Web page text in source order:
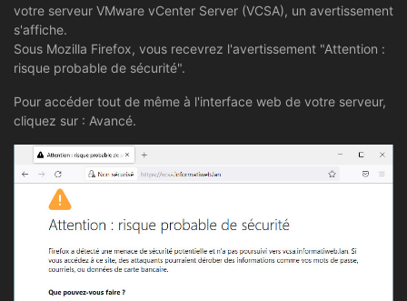
votre serveur VMware vCenter Server (VCSA), un avertissement
s'affiche.
Sous Mozilla Firefox, vous recevrez l'avertissement "Attention :
risque probable de sécurité".
Pour accéder tout de même à l'interface web de votre serveur,
cliquez sur : Avancé.